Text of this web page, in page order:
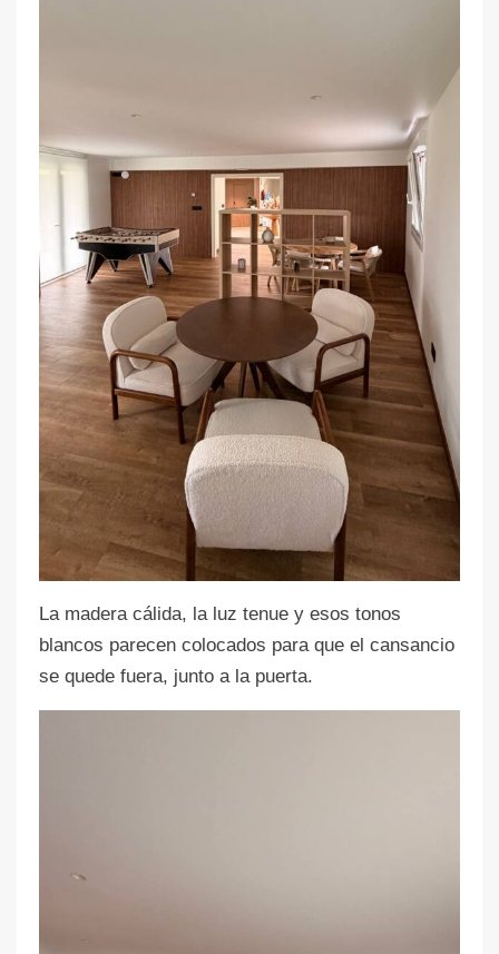
La madera cálida, la luz tenue y esos tonos
blancos parecen colocados para que el cansancio
se quede fuera, junto a la puerta.